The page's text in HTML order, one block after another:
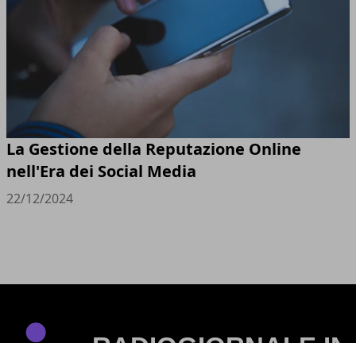
La Gestione della Reputazione Online
nell'Era dei Social Media
22/12/2024